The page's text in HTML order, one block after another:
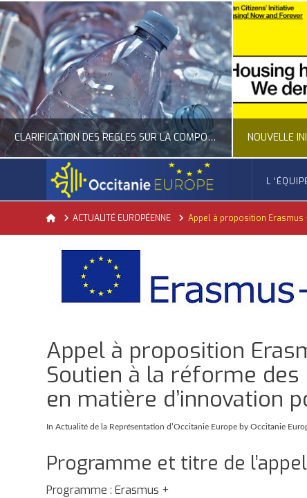
CLARIFICATION DES RÈGLES SUR LA COMPOSITION DES BOUTEILLES PLASTIQUES
ACTUALITÉ DE L'UNION EUROPÉENNE, ACTUALITÉ DE LA REPRÉSENTATION D’OCCITANIE EUROPE, ECONOMIE CIRCULAIRE, ÉNERGIE - ENVIRONNEMENT - CLIMAT
JUILLET 24, 2026
ACTUALITÉ DE L'UNION
L
HomeACTUALITÉ EUROPÉENNE Appel à proposition Erasmus
Appel à proposition
Soutien à la réforme
en matière d’innovation
InActualité de la Représentation d’Occitanie Europe by Occitanie
Programme et titre de
Programme : Erasmus +